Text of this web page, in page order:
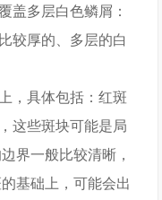
盖多层白色鳞屑：
较厚的、多层的白
，具体包括：红斑
这些斑块可能是局
界一般比较清晰，
基础上，可能会出